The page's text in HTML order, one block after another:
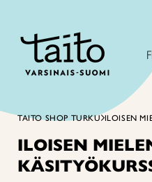
TAITO SHOP TURKU ILOISEN
ILOISEN